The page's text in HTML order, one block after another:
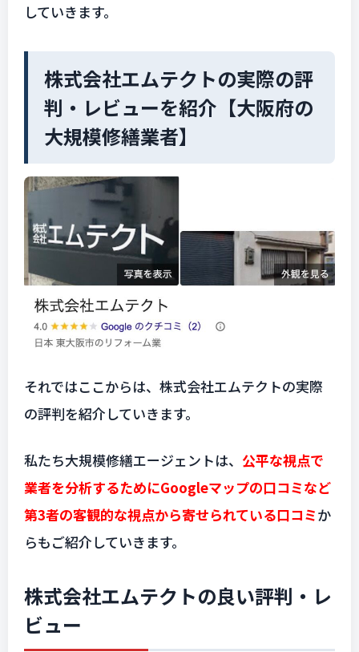
していきます。
株式会社エムテクトの実際の評
判・レビューを紹介【大阪府の
大規模修繕業者】
それではここからは、株式会社エムテクトの実際
の評判を紹介していきます。
私たち大規模修繕エージェントは、 公平な視点で
業者を分析するためにGoogleマップの口コミなど
第3者の客観的な視点から寄せられている口コミか
らもご紹介していきます。
株式会社エムテクトの良い評判・レ
ビュー